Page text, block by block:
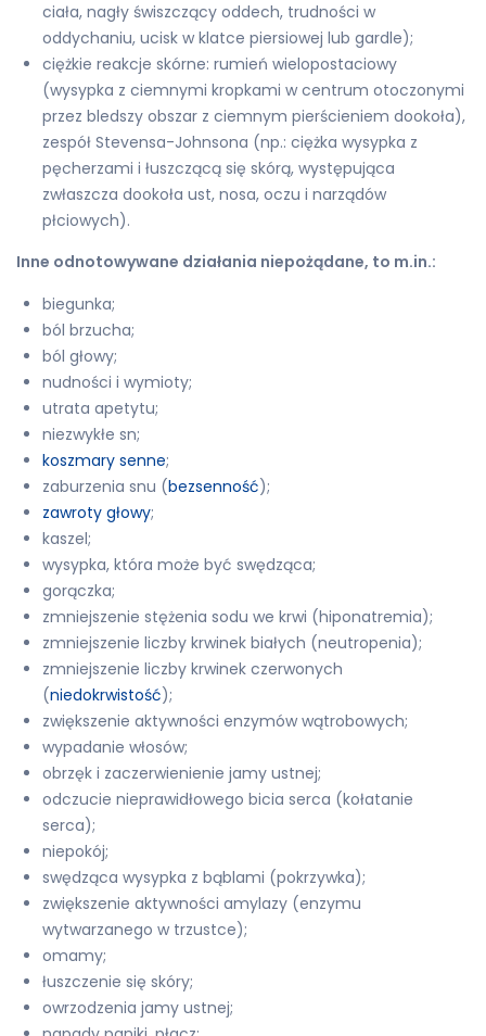
ciała, nagły świszczący oddech, trudności w
oddychaniu, ucisk w klatce piersiowej lub gardle);
ciężkie reakcje skórne: rumień wielopostaciowy
(wysypka z ciemnymi kropkami w centrum otoczonymi
przez bledszy obszar z ciemnym pierścieniem dookoła),
zespół Stevensa-Johnsona (np.: ciężka wysypka z
pęcherzami i łuszczącą się skórą, występująca
zwłaszcza dookoła ust, nosa, oczu i narządów
płciowych).
Inne odnotowywane działania niepożądane, to m.in.:
biegunka;
ból brzucha;
ból głowy;
nudności i wymioty;
utrata apetytu;
niezwykłe sn;
koszmary senne;
zaburzenia snu (bezsenność);
zawroty głowy;
kaszel;
wysypka, która może być swędząca;
gorączka;
zmniejszenie stężenia sodu we krwi (hiponatremia);
zmniejszenie liczby krwinek białych (neutropenia);
zmniejszenie liczby krwinek czerwonych
(niedokrwistość);
zwiększenie aktywności enzymów wątrobowych;
wypadanie włosów;
obrzęk i zaczerwienienie jamy ustnej;
odczucie nieprawidłowego bicia serca (kołatanie
serca);
niepokój;
swędząca wysypka z bąblami (pokrzywka);
zwiększenie aktywności amylazy (enzymu
wytwarzanego w trzustce);
omamy;
łuszczenie się skóry;
owrzodzenia jamy ustnej;